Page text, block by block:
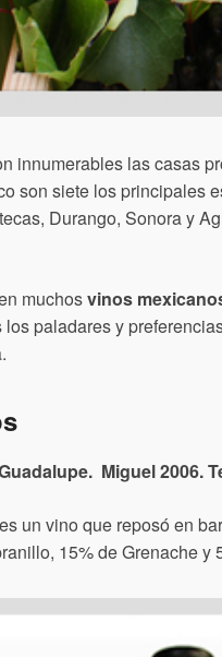
innumerables las casas
son siete los principales
Durango, Sonora y
muchosvinos
los paladares y
Miguel 2006.
un vino que reposó en
15% de Grenache y